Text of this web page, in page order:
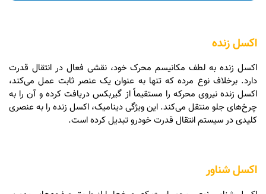
اکسل زنده
اکسل زنده به لطف مکانیسم محرک خود، نقشی فعال در انتقال قدرت
دارد. برخلاف نوع مرده که تنها به عنوان یک عنصر ثابت عمل می‌کند،
اکسل زنده نیروی محرکه را مستقیماً از گیربکس دریافت کرده و آن را به
چرخ‌های جلو منتقل می‌کند. این ویژگی دینامیک، اکسل زنده را به عنصری
کلیدی در سیستم انتقال قدرت خودرو تبدیل کرده است.
اکسل شناور